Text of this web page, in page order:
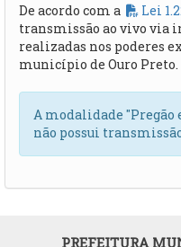
De acordo com a Lei
transmissão ao vivo via
realizadas nos poderes
município de Ouro Preto.
A modalidade "Pregão
não possui
PREFEITURA